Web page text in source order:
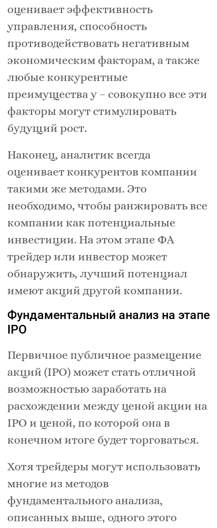
оценивает эффективность
управления, способность
противодействовать негативным
экономическим факторам, а также
любые конкурентные
преимущества у – совокупно все эти
факторы могут стимулировать
будущий рост.
Наконец, аналитик всегда
оценивает конкурентов компании
такими же методами. Это
необходимо, чтобы ранжировать все
компании как потенциальные
инвестиции. На этом этапе ФА
трейдер или инвестор может
обнаружить, лучший потенциал
имеют акций другой компании.
Фундаментальный анализ на этапе
IPO
Первичное публичное размещение
акций (IPO) может стать отличной
возможностью заработать на
расхождении между ценой акции на
IPO и ценой, по которой она в
конечном итоге будет торговаться.
Хотя трейдеры могут использовать
многие из методов
фундаментального анализа,
описанных выше, одного этого